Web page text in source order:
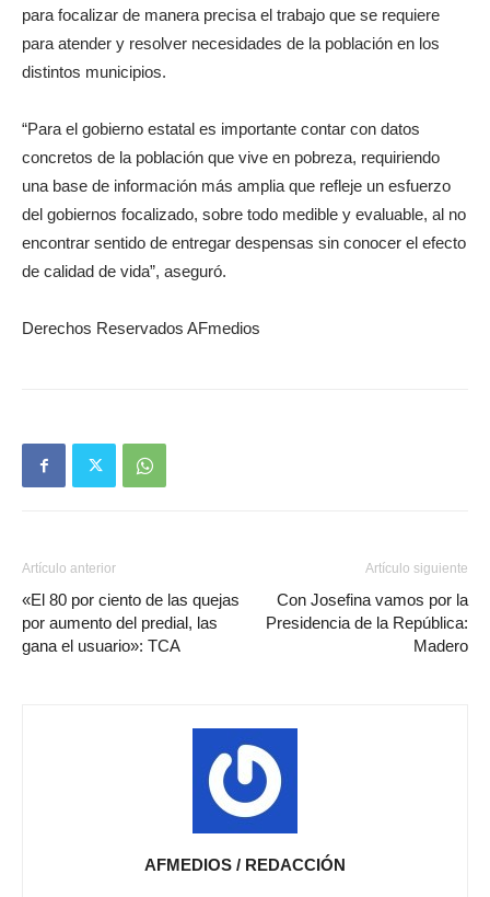
para focalizar de manera precisa el trabajo que se requiere
para atender y resolver necesidades de la población en los
distintos municipios.
“Para el gobierno estatal es importante contar con datos
concretos de la población que vive en pobreza, requiriendo
una base de información más amplia que refleje un esfuerzo
del gobiernos focalizado, sobre todo medible y evaluable, al no
encontrar sentido de entregar despensas sin conocer el efecto
de calidad de vida”, aseguró.
Derechos Reservados AFmedios
Artículo anterior
«El 80 por ciento de las quejas
por aumento del predial, las
gana el usuario»: TCA
Artículo siguiente
Con Josefina vamos por la
Presidencia de la República:
Madero
AFMEDIOS / REDACCIÓN